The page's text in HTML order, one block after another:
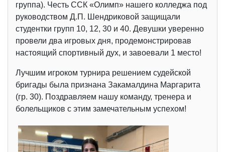
группа). Честь ССК «Олимп» нашего колледжа под
руководством Д.П. Шендриковой защищали
студентки групп 10, 12, 30 и 40. Девушки уверенно
провели два игровых дня, продемонстрировав
настоящий спортивный дух, и завоевали 1 место!
Лучшим игроком турнира решением судейской
бригады была признана Закамалдина Маргарита
(гр. 30). Поздравляем нашу команду, тренера и
болельщиков с этим замечательным успехом!